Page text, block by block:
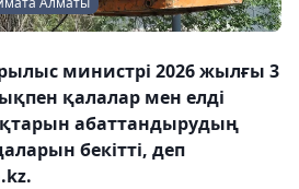
министрі 2026 жылғы 3
қалалар мен елді
абаттандырудың
бекітті, деп